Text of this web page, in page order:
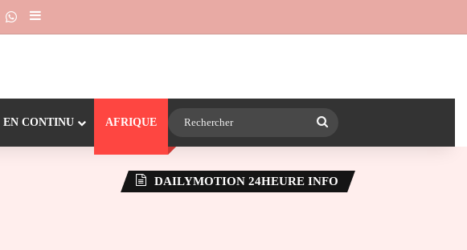
Dailymotion
Suivre la chaîne 24heureinfo sur WhatsApp
Sidebar (barre latérale)
EN CONTINU AFRIQUE
DAILYMOTION 24HEURE INFO